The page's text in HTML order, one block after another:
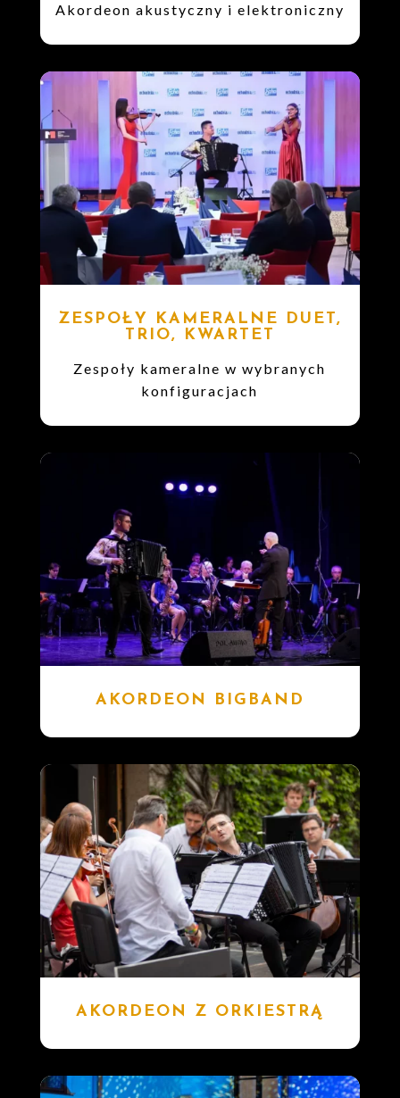
Akordeon akustyczny i elektroniczny
ZESPOŁY KAMERALNE DUET,
TRIO, KWARTET
Zespoły kameralne w wybranych
konfiguracjach
AKORDEON BIGBAND
AKORDEON Z ORKIESTRĄ